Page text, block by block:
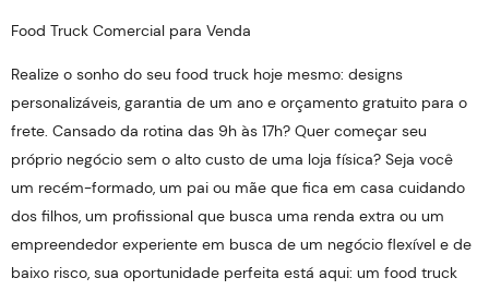
Food Truck Comercial para Venda
Realize o sonho do seu food truck hoje mesmo: designs
personalizáveis, garantia de um ano e orçamento gratuito para o
frete. Cansado da rotina das 9h às 17h? Quer começar seu
próprio negócio sem o alto custo de uma loja física? Seja você
um recém-formado, um pai ou mãe que fica em casa cuidando
dos filhos, um profissional que busca uma renda extra ou um
empreendedor experiente em busca de um negócio flexível e de
baixo risco, sua oportunidade perfeita está aqui: um food truck